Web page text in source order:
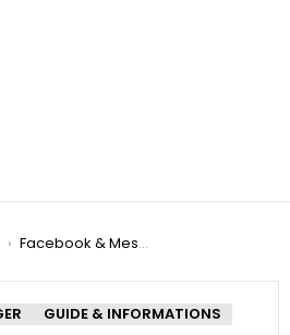
Facebook & Messenger
GUIDE & INFORMATIONS